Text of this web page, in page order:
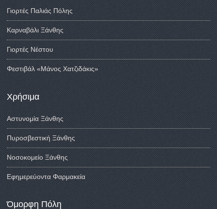
Γιορτές Παλιάς Πόλης
Καρναβάλι Ξάνθης
Γιορτές Νέστου
Φεστιβάλ «Μάνος Χατζιδάκις»
Χρήσιμα
Αστυνομία Ξάνθης
Πυροσβεστική Ξάνθης
Νοσοκομείο Ξάνθης
Εφημερεύοντα Φαρμακεία
Όμορφη Πόλη